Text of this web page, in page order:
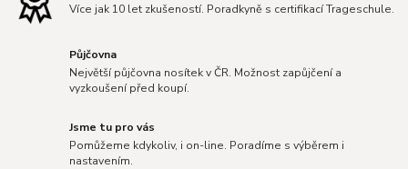
Více jak 10 let zkušeností. Poradkyně s certifikací Trageschule.
Půjčovna
Největší půjčovna nosítek v ČR. Možnost zapůjčení a
vyzkoušení před koupí.
Jsme tu pro vás
Pomůžeme kdykoliv, i on-line. Poradíme s výběrem i
nastavením.